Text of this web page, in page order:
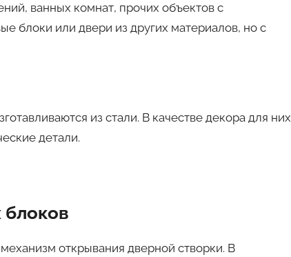
ванных комнат, прочих объектов с
блоки или двери из других материалов, но с
из стали. В качестве декора для них
детали.
открывания дверной створки. В